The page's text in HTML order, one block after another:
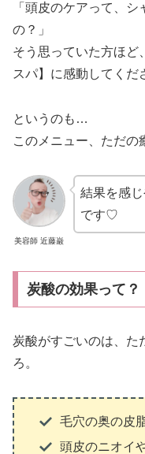
「頭皮のケアって、
の？」
そう思っていた方ほど
スパ】に感動してくだ
というのも…
このメニュー、ただの
美容師 近藤巌
結果を感
です♡
炭酸の効果って？
炭酸がすごいのは、た
ろ。
毛穴の奥の皮
頭皮のニオイ